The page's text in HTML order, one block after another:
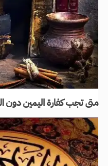
متى تجب كفارة اليمين دون